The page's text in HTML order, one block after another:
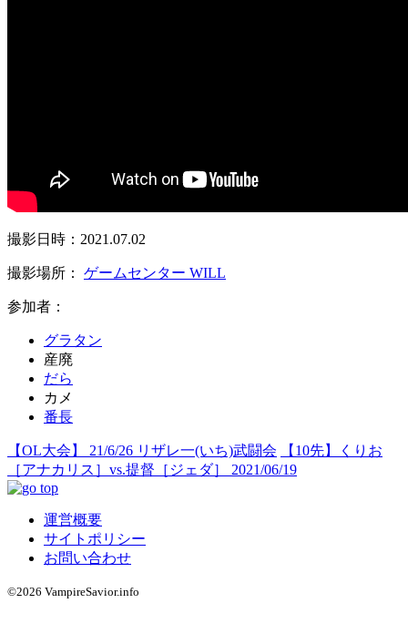
撮影日時：2021.07.02
撮影場所： ゲームセンター WILL
参加者：
グラタン
産廃
だら
カメ
番長
【OL大会】 21/6/26 リザレ一(いち)武闘会
【10先】くりお
［アナカリス］vs.提督［ジェダ］ 2021/06/19
運営概要
サイトポリシー
お問い合わせ
©2026 VampireSavior.info